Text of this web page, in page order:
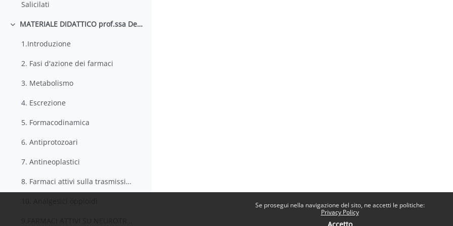
Se prosegui nella navigazione del sito, ne accetti le politiche:
Privacy Policy
Salicilati
Minimizza MATERIALE DIDATTICO prof.ssa Desideri
1.Introduzione
2. Fasi d'azione dei farmaci
3. Metabolismo
4. Escrezione
5. Formacodinamica
6. Antiprotozoari
7. Antineoplastici
8. Farmaci attivi sulla trasmissione colinergica